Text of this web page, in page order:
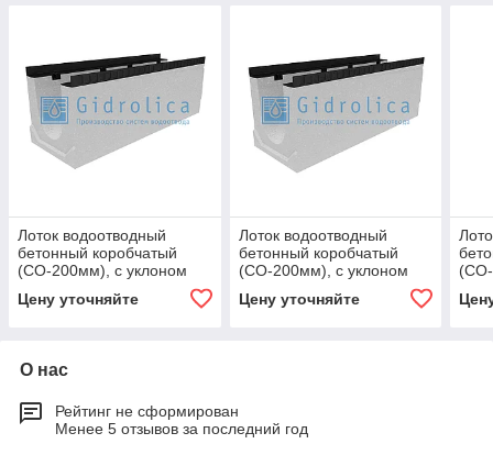
Лоток водоотводный
бетонный коробчатый
(СО-200мм), с уклоном
100.34(20).38(31) - BGМ,
Цену уточняйте
Лоток водоотводный
бетонный коробчатый
(СО-200мм), с уклоном
100.34(20).38,5(31,5) -
Цену уточняйте
(СО-
О нас
Рейтинг не сформирован
Менее 5 отзывов за последний год